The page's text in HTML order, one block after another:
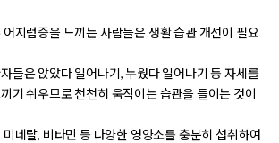
지럼증을 느끼는 사람들은 생활 습관 개선이 필요
들은앉았다 일어나기, 누웠다 일어나기 등 자세를
기 쉬우므로 천천히 움직이는 습관을 들이는 것이
네랄, 비타민 등 다양한 영양소를 충분히 섭취하여